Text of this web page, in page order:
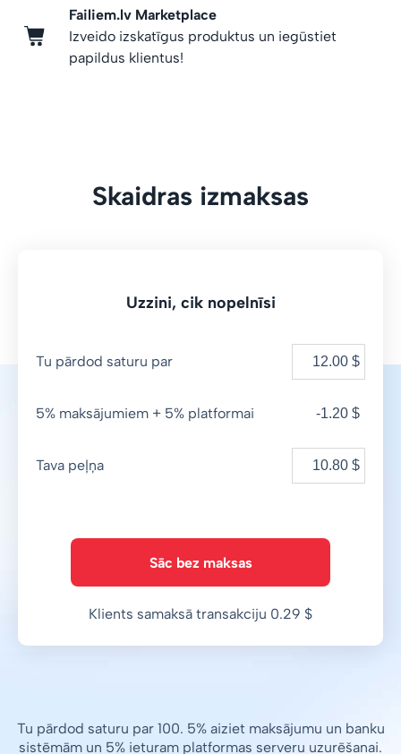
Failiem.lv Marketplace
Izveido izskatīgus produktus un iegūstiet
papildus klientus!
Skaidras izmaksas
Uzzini, cik nopelnīsi
Tu pārdod saturu par
5% maksājumiem + 5% platformai -1.20 $
Tava peļņa
Sāc bez maksas
Klients samaksā transakciju 0.29 $
Tu pārdod saturu par 100. 5% aiziet maksājumu un banku
sistēmām un 5% ieturam platformas serveru uzurēšanai.